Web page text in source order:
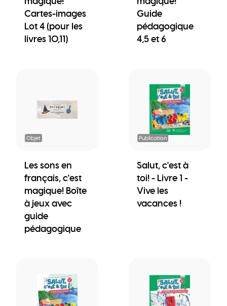
Cartes-images
Lot 4 (pour les
livres 10,11)
Guide
pédagogique
4,5 et 6
Objet
Les sons en
français, c'est
magique! Boîte
à jeux avec
guide
pédagogique
Publication
Salut, c'est à
toi! - Livre 1 -
Vive les
vacances !